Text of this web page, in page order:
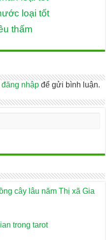
loại tốt
thấm
đăng nhập để gửi bình luận.
cây lâu năm Thị xã Gia
trong tarot